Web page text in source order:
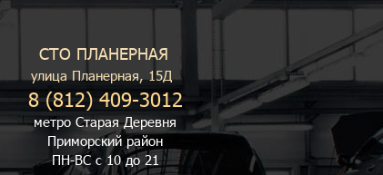
СТО ПЛАНЕРНАЯ
улица Планерная, 15Д
8 (812) 409-3012
метро Старая Деревня
Приморский район
ПН-ВС с 10 до 21